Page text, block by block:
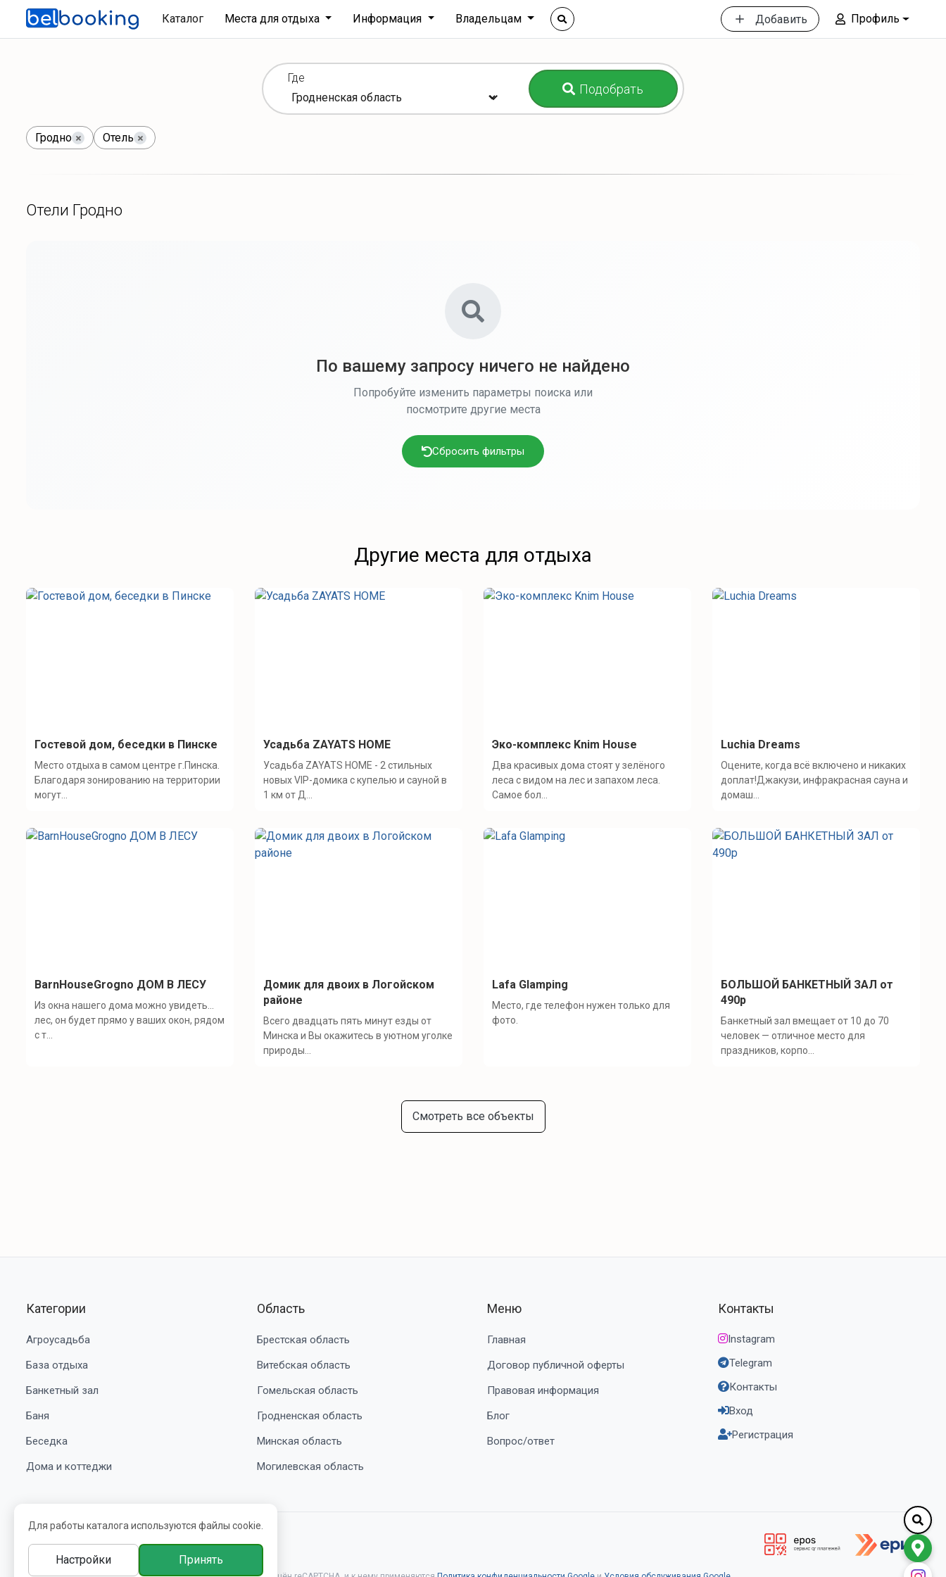
Каталог Места для отдыха Информация Владельцам Добавить Профиль
Где
Подобрать
Гродно Отель
Отели Гродно
По вашему запросу ничего не найдено
Попробуйте изменить параметры поиска или
посмотрите другие места
Сбросить фильтры
Другие места для отдыха
Гостевой дом, беседки в Пинске
Место отдыха в самом центре г.Пинска.
Благодаря зонированию на территории
могут...
Усадьба ZAYATS HOME
Усадьба ZAYATS HOME - 2 стильных
новых VIP-домика с купелью и сауной в
1 км от Д...
Эко-комплекс Knim House
Два красивых дома стоят у зелёного
леса с видом на лес и запахом леса.
Самое бол...
Luchia Dreams
Оцените, когда всё включено и никаких
доплат!Джакузи, инфракрасная сауна и
домаш...
BarnHouseGrogno ДОМ В ЛЕСУ
Из окна нашего дома можно увидеть...
лес, он будет прямо у ваших окон, рядом
с т...
Домик для двоих в Логойском
районе
Всего двадцать пять минут езды от
Минска и Вы окажитесь в уютном уголке
природы...
Lafa Glamping
Место, где телефон нужен только для
фото.
БОЛЬШОЙ БАНКЕТНЫЙ ЗАЛ от
490р
Банкетный зал вмещает от 10 до 70
человек — отличное место для
праздников, корпо...
Смотреть все объекты
Категории
Агроусадьба
База отдыха
Банкетный зал
Баня
Беседка
Дома и коттеджи
Область
Брестская область
Витебская область
Гомельская область
Гродненская область
Минская область
Могилевская область
Меню
Главная
Договор публичной оферты
Правовая информация
Блог
Вопрос/ответ
Контакты
Instagram
Telegram
Контакты
Вход
Регистрация
© 2016-2026 belbooking.by. УНП ВЕ5239705
Для работы каталога используются файлы cookie.
Настройки Принять